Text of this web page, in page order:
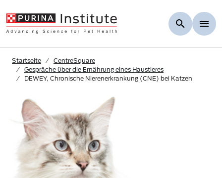
Startseite
CentreSquare
Gespräche über die Ernährung eines Haustieres
DEWEY, Chronische Nierenerkrankung (CNE) bei Katzen